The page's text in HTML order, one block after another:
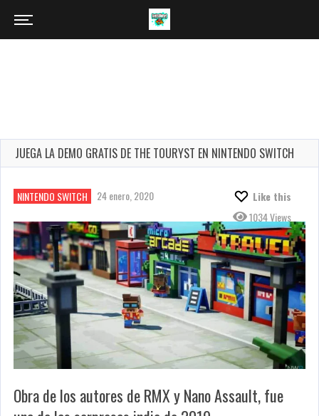
JUEGA LA DEMO GRATIS DE THE TOURYST EN NINTENDO SWITCH
NINTENDO SWITCH 24 enero, 2020
Like this
1034 Views
Obra de los autores de RMX y Nano Assault, fue